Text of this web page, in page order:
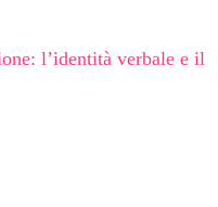
l’identità verbale e il